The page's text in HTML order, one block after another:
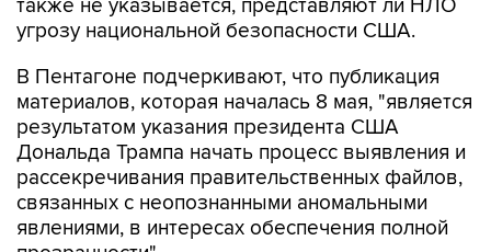
В Пентагоне подчеркивают, что публикация
результатом указания президента США
Дональда Трампа начать процесс выявления и
рассекречивания правительственных файлов,
связанных с неопознанными аномальными
явлениями, в интересах обеспечения полной
прозрачности".